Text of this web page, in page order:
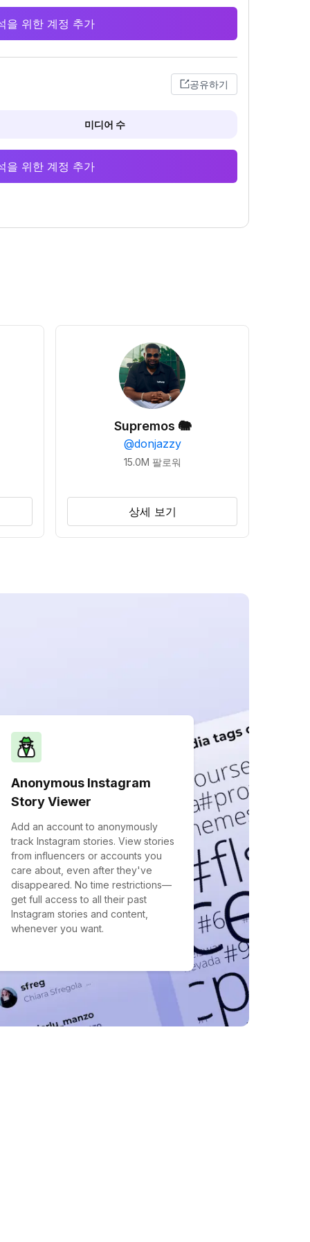
을 위한 계정 추가
공유하기
미디어 수
을 위한 계정 추가
Supremos 🐘
@donjazzy
15.0M 팔로워
상세 보기
Anonymous Instagram
Story Viewer
Add an account to anonymously
track Instagram stories. View stories
from influencers or accounts you
care about, even after they've
disappeared. No time restrictions—
get full access to all their past
Instagram stories and content,
whenever you want.